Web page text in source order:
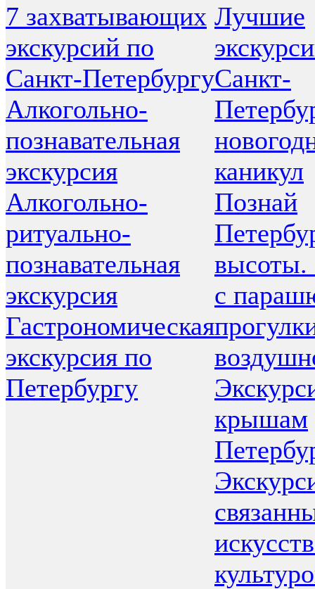
7 захватывающих
экскурсий по
Санкт-Петербургу
Алкогольно-
познавательная
экскурсия
Алкогольно-
ритуально-
познавательная
экскурсия
Гастрономическая
экскурсия по
Петербургу
Лучшие
Санкт-
каникул
Познай
с
крышам